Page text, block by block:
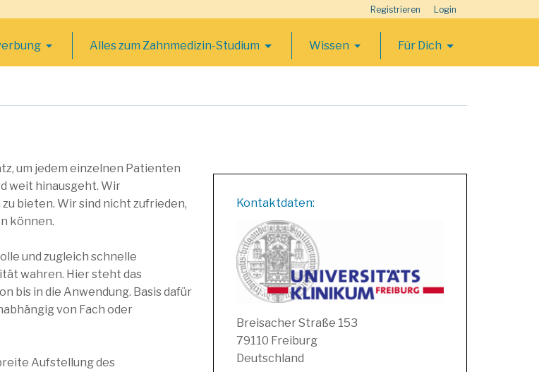
Registrieren Login
Alles zum Zahnmedizin-Studium Wissen Für Dich
um jedem einzelnen Patienten
weit hinausgeht. Wir
bieten. Wir sind nicht zufrieden,
können.
und zugleich schnelle
wahren. Hier steht das
bis in die Anwendung. Basis dafür
von Fach oder
Aufstellung des
Kontaktdaten:
Breisacher Straße 153
79110 Freiburg
Deutschland